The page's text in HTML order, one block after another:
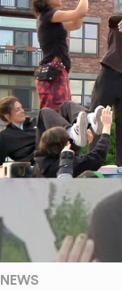
NEWS